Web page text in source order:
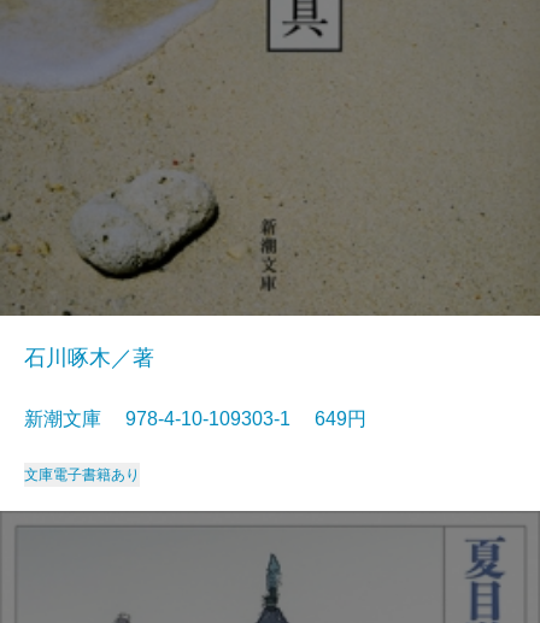
石川啄木／著
新潮文庫 978-4-10-109303-1 649円
文庫電子書籍あり